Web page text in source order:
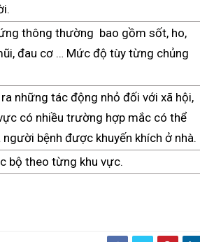
thông thường bao gồm sốt, ho,
đau cơ … Mức độ tùy từng chủng
những tác động nhỏ đối với xã hội,
có nhiều trường hợp mắc có thể
bệnh được khuyến khích ở nhà.
bộ theo từng khu vực.